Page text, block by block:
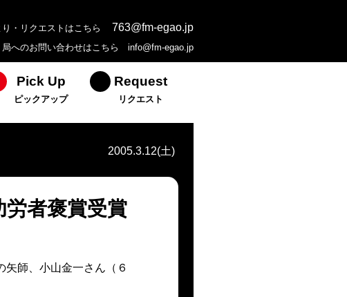
・リクエストはこちら 763@fm-egao.jp
局へのお問い合わせはこちら info@fm-egao.jp
Pick Up
ピックアップ
Request
リクエスト
2005.3.12(土)
者褒賞受賞
師、小山金一さん（６